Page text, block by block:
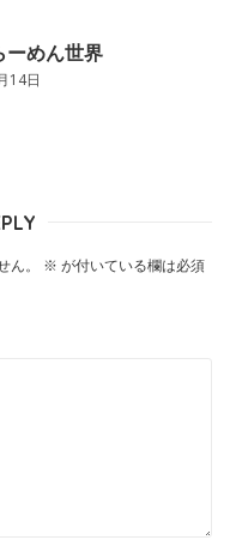
ーめん世界
14日
。 ※ が付いている欄は必須